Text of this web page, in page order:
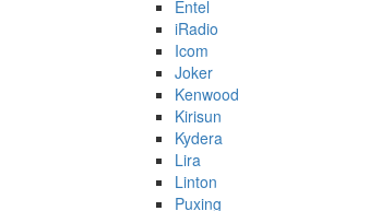
Entel
iRadio
Icom
Joker
Kenwood
Kirisun
Kydera
Lira
Linton
Puxing